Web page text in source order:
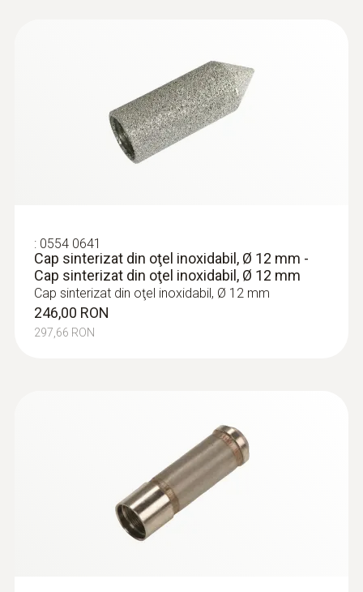
: 0554 0641
Cap sinterizat din oţel inoxidabil, Ø 12 mm -
Cap sinterizat din oţel inoxidabil, Ø 12 mm
Cap sinterizat din oţel inoxidabil, Ø 12 mm
246,00 RON
297,66 RON